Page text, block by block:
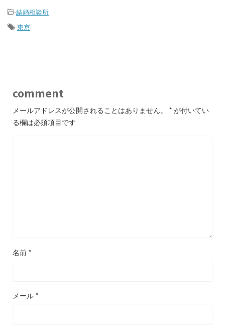
-結婚相談所
-東京
comment
メールアドレスが公開されることはありません。 * が付いてい
る欄は必須項目です
名前 *
メール *